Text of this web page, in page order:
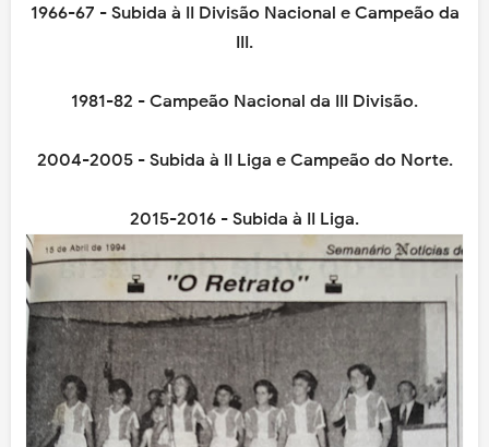
1966-67 - Subida à II Divisão Nacional e Campeão da
III.
1981-82 - Campeão Nacional da III Divisão.
2004-2005 - Subida à II Liga e Campeão do Norte.
2015-2016 - Subida à II Liga.